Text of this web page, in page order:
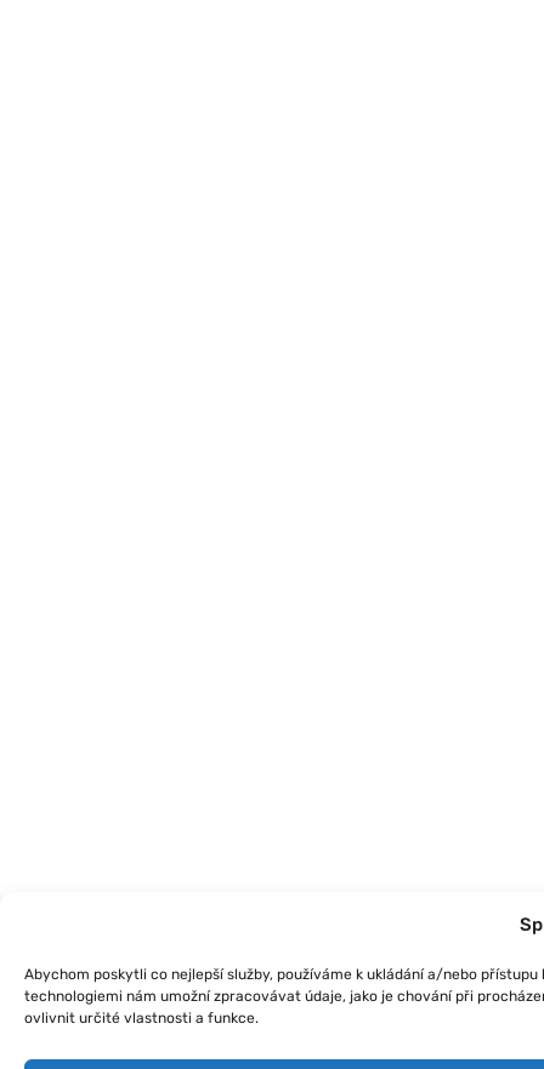
Abychom poskytli co nejlepší služby, používáme k ukládání a/nebo
technologiemi nám umožní zpracovávat údaje, jako je chování při
ovlivnit určité vlastnosti a funkce.